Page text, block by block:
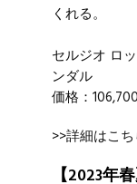
くれる。
セルジオ ロ
ンダル
価格：
>>詳細はこち
【2023年